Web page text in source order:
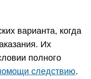
варианта, когда
Их
полного
следствию.